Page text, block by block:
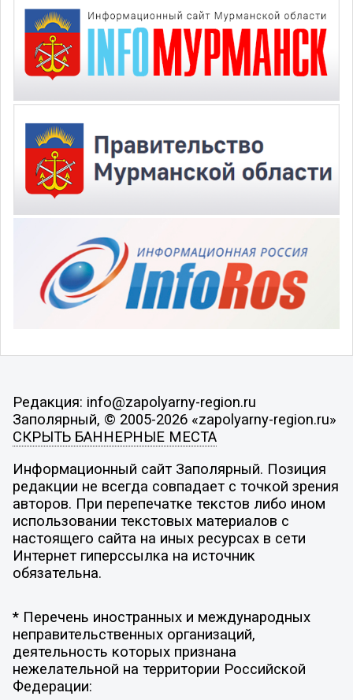
Редакция: info@zapolyarny-region.ru
Заполярный, © 2005-2026 «zapolyarny-region.ru»
СКРЫТЬ БАННЕРНЫЕ МЕСТА
Информационный сайт Заполярный. Позиция
редакции не всегда совпадает с точкой зрения
авторов. При перепечатке текстов либо ином
использовании текстовых материалов с
настоящего сайта на иных ресурсах в сети
Интернет гиперссылка на источник
обязательна.
* Перечень иностранных и международных
неправительственных организаций,
деятельность которых признана
нежелательной на территории Российской
Федерации: